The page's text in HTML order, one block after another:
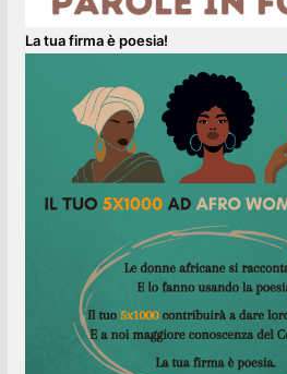
La tua firma è poesia!